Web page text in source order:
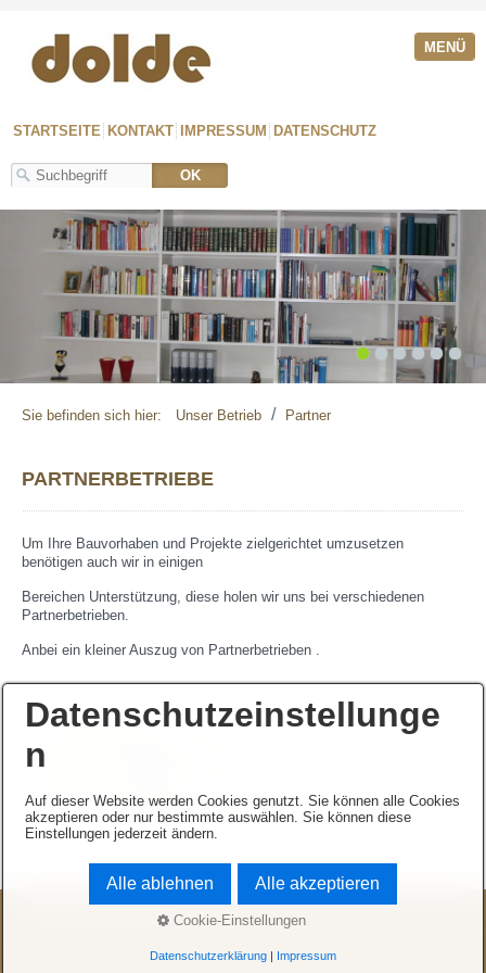
MENÜ
STARTSEITE KONTAKT IMPRESSUM DATENSCHUTZ
1 2 3 4 5 6
Sie befinden sich hier: Unser Betrieb / Partner
PARTNERBETRIEBE
Um Ihre Bauvorhaben und Projekte zielgerichtet umzusetzen
benötigen auch wir in einigen
Bereichen Unterstützung, diese holen wir uns bei verschiedenen
Partnerbetrieben.
Anbei ein kleiner Auszug von Partnerbetrieben .
Kohler Parkett
Edelmann Architeken
"Wie der Schreiner kann's Keiner"
© 2026 Schreinerei Dolde
Datenschutzeinstellunge
n
Auf dieser Website werden Cookies genutzt. Sie können alle Cookies
akzeptieren oder nur bestimmte auswählen. Sie können diese
Einstellungen jederzeit ändern.
Alle ablehnen Alle akzeptieren
Cookie-Einstellungen
Datenschutzerklärung| Impressum